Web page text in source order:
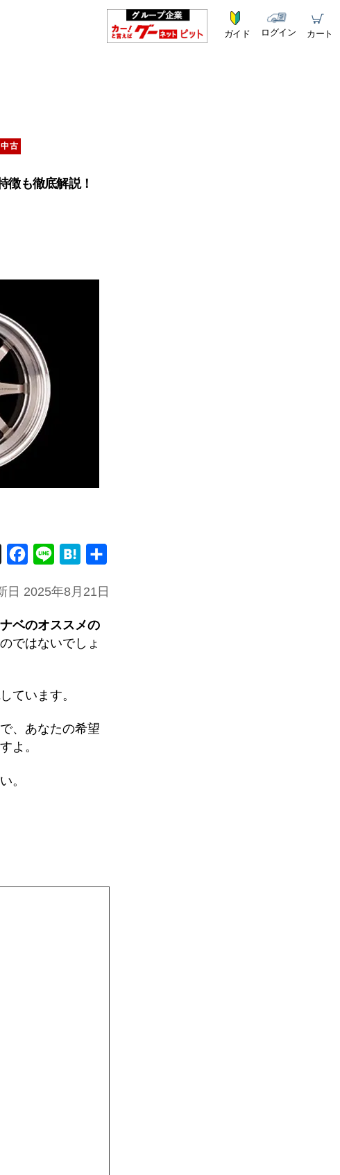
ガイド ログイン カート
古
徴も徹底解説！
c
b
k
n
日 2025年8月21日
ベのオススメの
ではないでしょ
しています。
、あなたの希望
よ。
。